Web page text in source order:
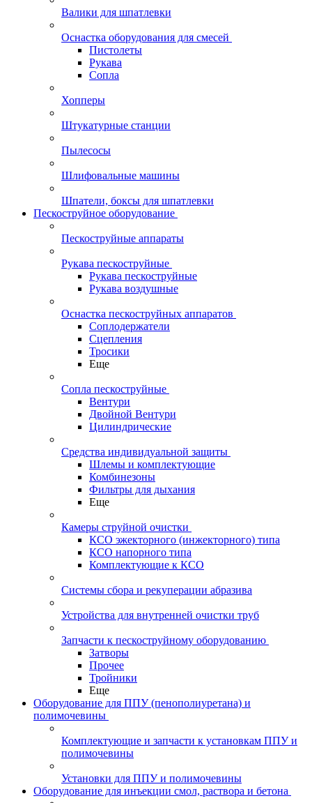
Валики для шпатлевки
Оснастка оборудования для смесей
Пистолеты
Рукава
Сопла
Хопперы
Штукатурные станции
Пылесосы
Шлифовальные машины
Шпатели, боксы для шпатлевки
Пескоструйное оборудование
Пескоструйные аппараты
Рукава пескоструйные
Рукава пескоструйные
Рукава воздушные
Оснастка пескоструйных аппаратов
Соплодержатели
Сцепления
Тросики
Еще
Сопла пескоструйные
Вентури
Двойной Вентури
Цилиндрические
Средства индивидуальной защиты
Шлемы и комплектующие
Комбинезоны
Фильтры для дыхания
Еще
Камеры струйной очистки
КСО эжекторного (инжекторного) типа
КСО напорного типа
Комплектующие к КСО
Системы сбора и рекуперации абразива
Устройства для внутренней очистки труб
Запчасти к пескоструйному оборудованию
Затворы
Прочее
Тройники
Еще
Оборудование для ППУ (пенополиуретана) и
полимочевины
Комплектующие и запчасти к установкам ППУ и
полимочевины
Установки для ППУ и полимочевины
Оборудование для инъекции смол, раствора и бетона